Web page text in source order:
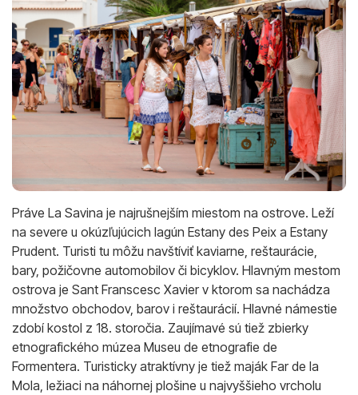
Práve La Savina je najrušnejším miestom na ostrove. Leží
na severe u okúzľujúcich lagún Estany des Peix a Estany
Prudent. Turisti tu môžu navštíviť kaviarne, reštaurácie,
bary, požičovne automobilov či bicyklov. Hlavným mestom
ostrova je Sant Franscesc Xavier v ktorom sa nachádza
množstvo obchodov, barov i reštaurácií. Hlavné námestie
zdobí kostol z 18. storočia. Zaujímavé sú tiež zbierky
etnografického múzea Museu de etnografie de
Formentera. Turisticky atraktívny je tiež maják Far de la
Mola, ležiaci na náhornej plošine u najvyššieho vrcholu